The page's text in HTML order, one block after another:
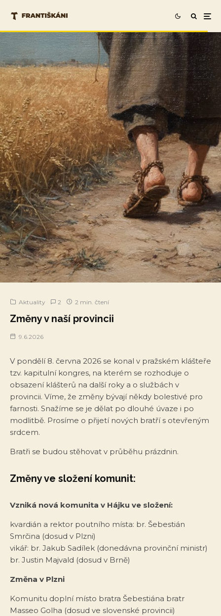
Aktuality 2 2 min. čtení
Změny v naší provincii
9.6.2026
V pondělí 8. června 2026 se konal v pražském klášteře
tzv. kapitulní kongres, na kterém se rozhoduje o
obsazení klášterů na další roky a o službách v
provincii. Víme, že změny bývají někdy bolestivé pro
farnosti. Snažíme se je dělat po dlouhé úvaze i po
modlitbě. Prosíme o přijetí nových bratří s otevřeným
srdcem.
Bratři se budou stěhovat v průběhu prázdnin.
Změny ve složení komunit:
Vzniká nová komunita v Hájku ve složení:
kvardián a rektor poutního místa: br. Šebestián
Smrčina (dosud v Plzni)
vikář: br. Jakub Sadílek (donedávna provinční ministr)
br. Justin Majvald (dosud v Brně)
Změna v Plzni
Komunitu doplní místo bratra Šebestiána bratr
Masseo Golha (dosud ve slovenské provincii)